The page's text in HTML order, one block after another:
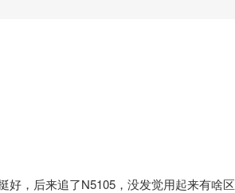
好，后来追了N5105，没发觉用起来有啥区